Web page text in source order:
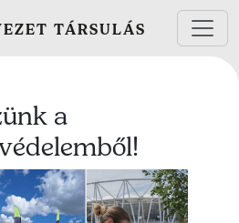
TÁRSULÁS
a